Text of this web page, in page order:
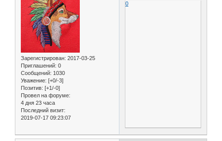
Зарегистрирован: 2017-03-25
Приглашений: 0
Сообщений: 1030
Уважение: [+0/-3]
Позитив: [+1/-0]
Провел на форуме:
4 дня 23 часа
Последний визит:
2019-07-17 09:23:07
0